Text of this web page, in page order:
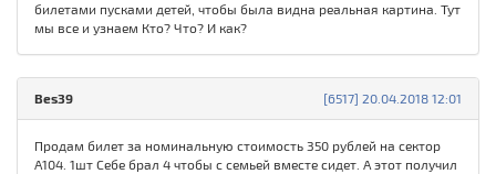
билетами пусками детей, чтобы была видна реальная картина. Тут
мы все и узнаем Кто? Что? И как?
[6517] 20.04.2018 12:01
Bes39
Продам билет за номинальную стоимость 350 рублей на сектор
А104. 1шт Себе брал 4 чтобы с семьей вместе сидет. А этот получил